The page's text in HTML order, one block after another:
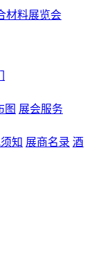
图 展会服务
知 展商名录 酒